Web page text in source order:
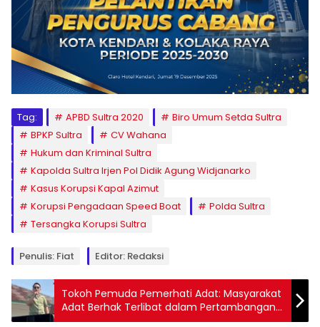
Tag: APBD Sultra 2020
Biro Umum Setda Sultra
BPKP Sultra
CV Wahana
Hukum dan Kriminal Sultra
Kapolda Sultra Irjen Pol Didik Agung Widjanarko
Kasus Korupsi Kapal Azimut
Korupsi Pengadaan Speed Boat
Polda Sultra
Tersangka Korupsi Sultra
Penulis: Fiat Editor: Redaksi
Tokoh Pemuda Pemerhati Adat: Masyarakat
Adat Berhak Terlibat dalam Pertambangan
di Sultra